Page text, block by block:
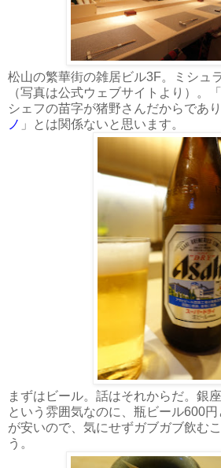
松山の繁華街の雑居ビル3F。ミシュ
（写真は公式ウェブサイトより）。
シェフの苗字が猪野さんだからであ
ノ 」とは関係ないと思います。
まずはビール。話はそれからだ。銀
という雰囲気なのに、瓶ビール600
が安いので、気にせずガブガブ飲む
う。